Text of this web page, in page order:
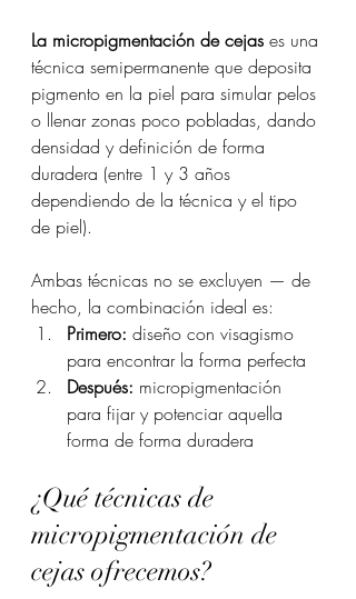
La micropigmentación de cejas es una
técnica semipermanente que deposita
pigmento en la piel para simular pelos
o llenar zonas poco pobladas, dando
densidad y definición de forma
duradera (entre 1 y 3 años
dependiendo de la técnica y el tipo
de piel).
Ambas técnicas no se excluyen — de
hecho, la combinación ideal es:
Primero: diseño con visagismo
para encontrar la forma perfecta
Después: micropigmentación
para fijar y potenciar aquella
forma de forma duradera
¿Qué técnicas de
micropigmentación de
cejas ofrecemos?